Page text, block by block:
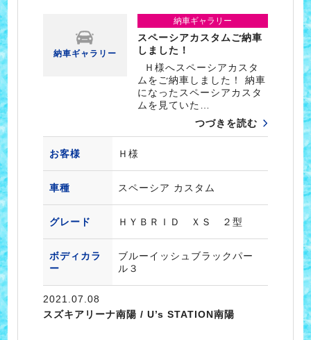
納車ギャラリー
納車ギャラリー
スペーシアカスタムご納車
しました！
Ｈ様へスペーシアカスタ
ムをご納車しました！ 納車
になったスペーシアカスタ
ムを見ていた…
つづきを読む
お客様 Ｈ様
車種 スペーシア カスタム
グレード ＨＹＢＲＩＤ ＸＳ ２型
ボディカラ
ー
ブルーイッシュブラックパー
ル３
2021.07.08
スズキアリーナ南陽 / U’s STATION南陽